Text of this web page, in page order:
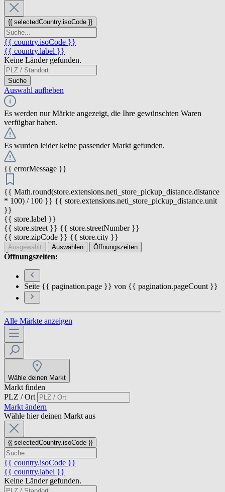
{{ selectedCountry.isoCode }}
{{ country.isoCode }}
{{ country.label }}
Keine Länder gefunden.
Suche
Auswahl aufheben
Es werden nur Märkte angezeigt, die Ihre gewünschten Waren
verfügbar haben.
Es wurden leider keine passender Markt gefunden.
{{ errorMessage }}
{{ Math.round(store.extensions.neti_store_pickup_distance.distance
* 100) / 100 }} {{ store.extensions.neti_store_pickup_distance.unit
}}
{{ store.label }}
{{ store.street }} {{ store.streetNumber }}
{{ store.zipCode }} {{ store.city }}
Ausgewählt Auswählen Öffnungszeiten
Öffnungszeiten:
Seite {{ pagination.page }} von {{ pagination.pageCount }}
Alle Märkte anzeigen
Wähle deinen Markt
Markt finden
PLZ / Ort
Markt ändern
Wähle hier deinen Markt aus
{{ selectedCountry.isoCode }}
{{ country.isoCode }}
{{ country.label }}
Keine Länder gefunden.